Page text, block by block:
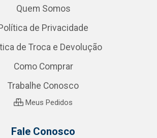
Quem Somos
de Privacidade
de Troca e Devolução
Como Comprar
Trabalhe Conosco
Meus Pedidos
Fale Conosco